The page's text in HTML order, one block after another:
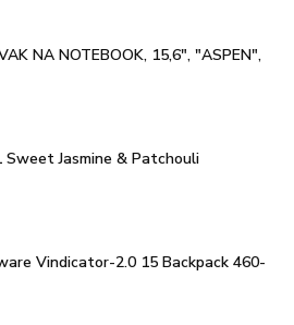
NA NOTEBOOK, 15,6", "ASPEN",
Sweet Jasmine & Patchouli
Vindicator-2.0 15 Backpack 460-